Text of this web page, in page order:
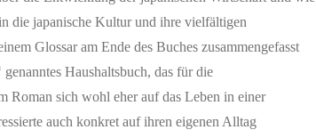
die japanische Kultur und ihre vielfältigen
Glossar am Ende des Buches zusammengefasst
Haushaltsbuch, das für die
Roman sich wohl eher auf das Leben in einer
auch konkret auf ihren eigenen Alltag